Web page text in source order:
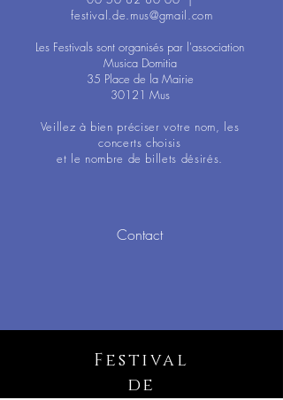
festival.de.mus@gmail.com
Les Festivals sont organisés par l'association
Musica Domitia
35 Place de la Mairie
30121 Mus
Veillez à bien préciser votre nom, les
concerts choisis
et le nombre de billets désirés.
Contact
Festival
de